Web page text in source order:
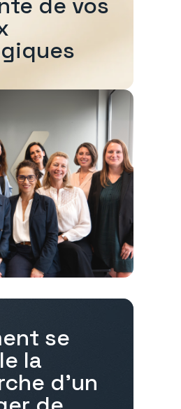
se
la
d'un